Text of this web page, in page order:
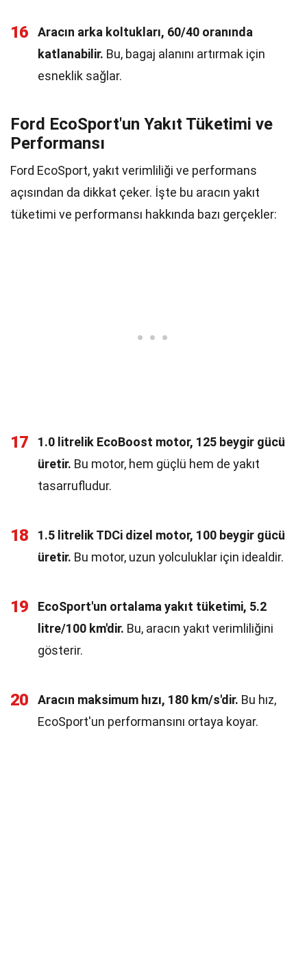
16
Aracın arka koltukları, 60/40 oranında
katlanabilir. Bu, bagaj alanını artırmak için
esneklik sağlar.
Ford EcoSport'un Yakıt Tüketimi ve
Performansı
Ford EcoSport, yakıt verimliliği ve performans
açısından da dikkat çeker. İşte bu aracın yakıt
tüketimi ve performansı hakkında bazı gerçekler:
17
1.0 litrelik EcoBoost motor, 125 beygir gücü
üretir. Bu motor, hem güçlü hem de yakıt
tasarrufludur.
18
1.5 litrelik TDCi dizel motor, 100 beygir gücü
üretir. Bu motor, uzun yolculuklar için idealdir.
19
EcoSport'un ortalama yakıt tüketimi, 5.2
litre/100 km'dir. Bu, aracın yakıt verimliliğini
gösterir.
20 Aracın maksimum hızı, 180 km/s'dir. Bu hız,
EcoSport'un performansını ortaya koyar.